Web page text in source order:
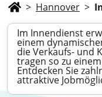
> Hannover >
Im Innendienst
einem
die Verkaufs- und
tragen so zu
Entdecken Sie
attraktive